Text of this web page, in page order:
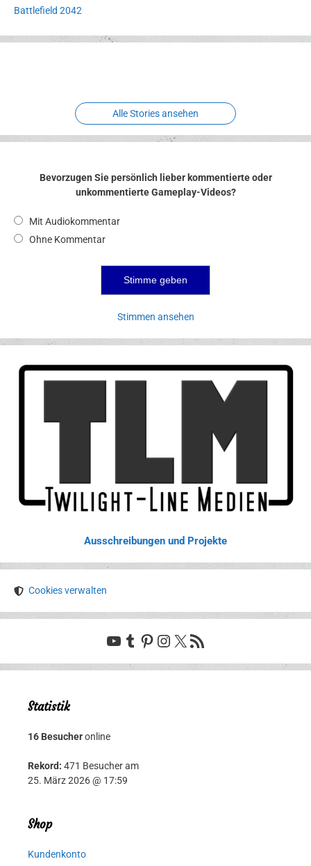
Battlefield 2042
Erlebnispark
Verbotene
Alle Stories ansehen
Bevorzugen Sie persönlich lieber kommentierte oder
unkommentierte Gameplay-Videos?
Mit Audiokommentar
Ohne Kommentar
Stimmen ansehen
Ausschreibungen und Projekte
Cookies verwalten
YouTube
Tumblr
Pinterest
Instagram
X RSS-Feed
Statistik
16 Besucheronline
Rekord: 471 Besucher am
25. März 2026 @ 17:59
Shop
Kundenkonto